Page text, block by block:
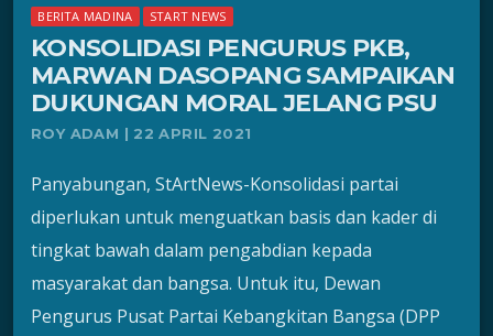
BERITA MADINA START NEWS
KONSOLIDASI PENGURUS PKB,
MARWAN DASOPANG SAMPAIKAN
DUKUNGAN MORAL JELANG PSU
ROY ADAM | 22 APRIL 2021
Panyabungan, StArtNews-Konsolidasi partai
diperlukan untuk menguatkan basis dan kader di
tingkat bawah dalam pengabdian kepada
masyarakat dan bangsa. Untuk itu, Dewan
Pengurus Pusat Partai Kebangkitan Bangsa (DPP